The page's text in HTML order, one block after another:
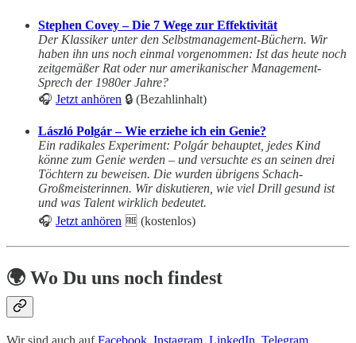
Stephen Covey – Die 7 Wege zur Effektivität
Der Klassiker unter den Selbstmanagement-Büchern. Wir
haben ihn uns noch einmal vorgenommen: Ist das heute noch
zeitgemäßer Rat oder nur amerikanischer Management-
Sprech der 1980er Jahre?
🎧 Jetzt anhören 🔒 (Bezahlinhalt)
László Polgár – Wie erziehe ich ein Genie?
Ein radikales Experiment: Polgár behauptet, jedes Kind
könne zum Genie werden – und versuchte es an seinen drei
Töchtern zu beweisen. Die wurden übrigens Schach-
Großmeisterinnen. Wir diskutieren, wie viel Drill gesund ist
und was Talent wirklich bedeutet.
🎧 Jetzt anhören 🆓 (kostenlos)
🌍 Wo Du uns noch findest
Wir sind auch aufFacebook, Instagram, LinkedIn, Telegram,